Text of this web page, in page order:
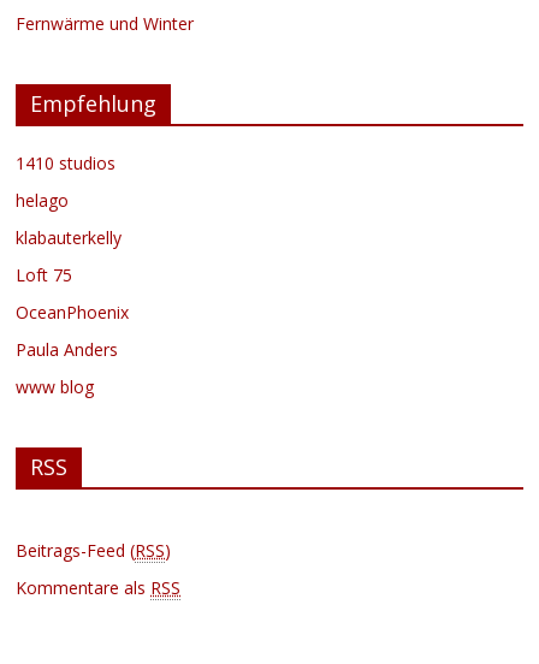
Fernwärme und Winter
Empfehlung
1410 studios
helago
klabauterkelly
Loft 75
OceanPhoenix
Paula Anders
www blog
RSS
Beitrags-Feed (RSS)
Kommentare als RSS